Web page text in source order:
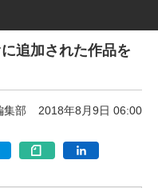
追加された作品を
集部 2018年8月9日 06:00